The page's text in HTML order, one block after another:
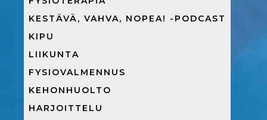
KESTÄVÄ, VAHVA, NOPEA! -PODCAST
KIPU
LIIKUNTA
FYSIOVALMENNUS
KEHONHUOLTO
HARJOITTELU